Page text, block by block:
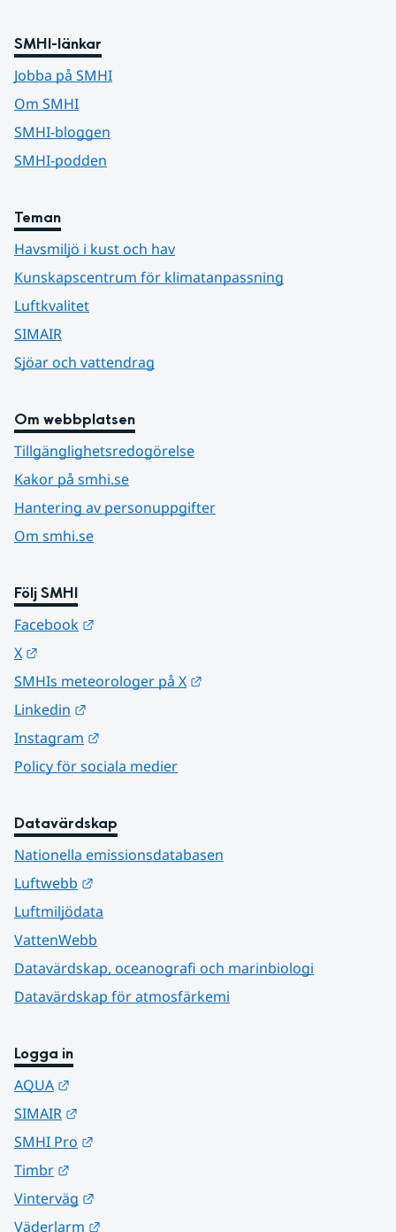
SMHI-länkar
Jobba på SMHI
Om SMHI
SMHI-bloggen
SMHI-podden
Teman
Havsmiljö i kust och hav
Kunskapscentrum för klimatanpassning
Luftkvalitet
SIMAIR
Sjöar och vattendrag
Om webbplatsen
Tillgänglighetsredogörelse
Kakor på smhi.se
Hantering av personuppgifter
Om smhi.se
Följ SMHI
Facebook
X
SMHIs meteorologer på X
Linkedin
Instagram
Policy för sociala medier
Datavärdskap
Nationella emissionsdatabasen
Luftwebb
Luftmiljödata
VattenWebb
Datavärdskap, oceanografi och marinbiologi
Datavärdskap för atmosfärkemi
Logga in
AQUA
SIMAIR
SMHI Pro
Timbr
Vinterväg
Väderlarm